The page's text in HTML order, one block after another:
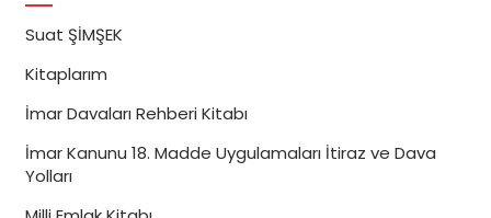
Suat ŞİMŞEK
Kitaplarım
İmar Davaları Rehberi Kitabı
İmar Kanunu 18. Madde Uygulamaları İtiraz ve Dava
Yolları